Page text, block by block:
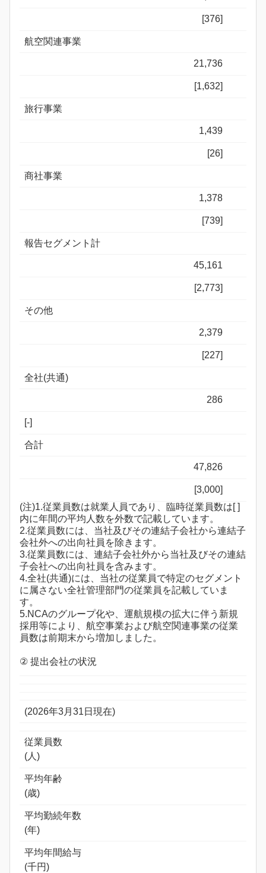
[376]
航空関連事業
21,736
[1,632]
旅行事業
1,439
[26]
商社事業
1,378
[739]
報告セグメント計
45,161
[2,773]
その他
2,379
[227]
全社(共通)
286
[-]
合計
47,826
[3,000]
(注)1.従業員数は就業人員であり、臨時従業員数は[ ]
内に年間の平均人数を外数で記載しています。
2.従業員数には、当社及びその連結子会社から連結子
会社外への出向社員を除きます。
3.従業員数には、連結子会社外から当社及びその連結
子会社への出向社員を含みます。
4.全社(共通)には、当社の従業員で特定のセグメント
に属さない全社管理部門の従業員を記載していま
す。
5.NCAのグループ化や、運航規模の拡大に伴う新規
採用等により、航空事業および航空関連事業の従業
員数は前期末から増加しました。
② 提出会社の状況
(2026年3月31日現在)
従業員数
(人)
平均年齢
(歳)
平均勤続年数
(年)
平均年間給与
(千円)